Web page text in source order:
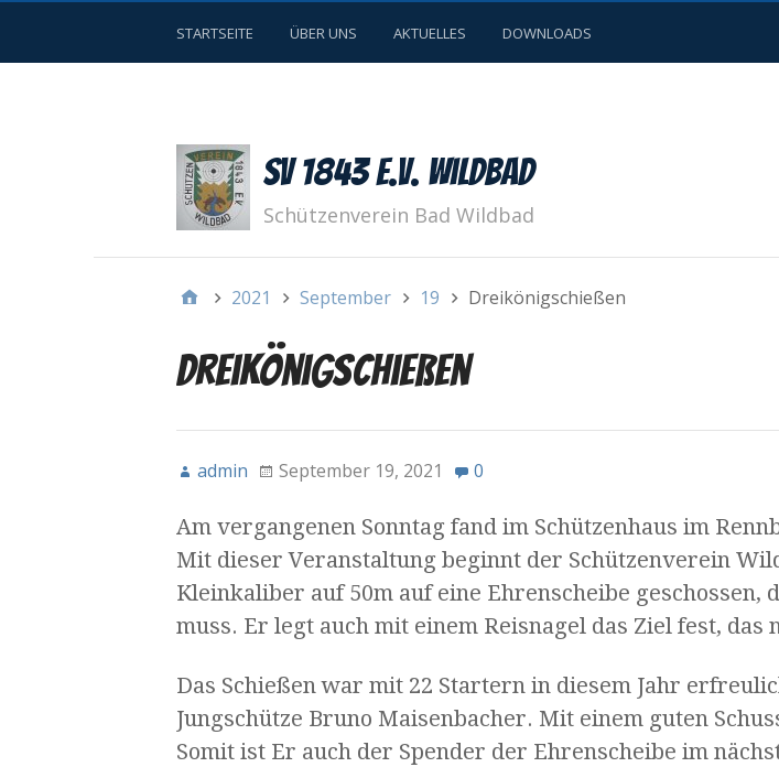
STARTSEITE ÜBER UNS AKTUELLES DOWNLOADS
SV 1843 e.V. Wildbad
Schützenverein Bad Wildbad
2021 September 19 Dreikönigschießen
Dreikönigschießen
admin September 19, 2021 0
Am vergangenen Sonntag fand im Schützenhaus im
Mit dieser Veranstaltung beginnt der Schützenverein
Kleinkaliber auf 50m auf eine Ehrenscheibe
muss. Er legt auch mit einem Reisnagel das Ziel fest,
Das Schießen war mit 22 Startern in diesem Jahr
Jungschütze Bruno Maisenbacher. Mit einem guten
Somit ist Er auch der Spender der Ehrenscheibe im